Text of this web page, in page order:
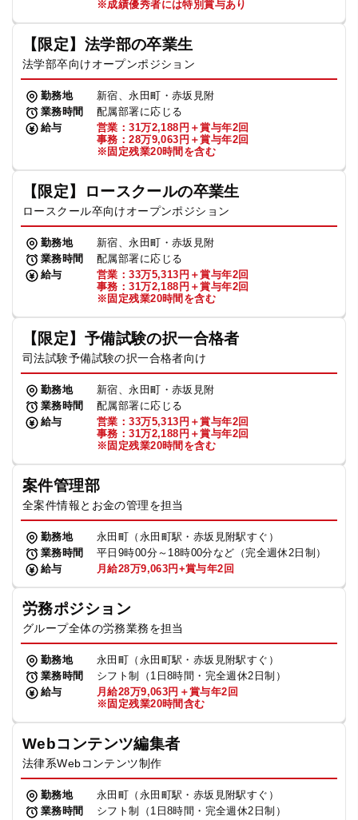
※成績優秀者には特別賞与あり
【限定】法学部の卒業生
法学部卒向けオープンポジション
勤務地
新宿、永田町・赤坂見附
業務時間
配属部署に応じる
給与
営業：31万2,188円＋賞与年2回
事務：28万9,063円＋賞与年2回
※固定残業20時間を含む
【限定】ロースクールの卒業生
ロースクール卒向けオープンポジション
勤務地
新宿、永田町・赤坂見附
業務時間
配属部署に応じる
給与
営業：33万5,313円＋賞与年2回
事務：31万2,188円＋賞与年2回
※固定残業20時間を含む
【限定】予備試験の択一合格者
司法試験予備試験の択一合格者向け
勤務地
新宿、永田町・赤坂見附
業務時間
配属部署に応じる
給与
営業：33万5,313円＋賞与年2回
事務：31万2,188円＋賞与年2回
※固定残業20時間を含む
案件管理部
全案件情報とお金の管理を担当
勤務地
永田町（永田町駅・赤坂見附駅すぐ）
業務時間
平日9時00分～18時00分など（完全週休2日制）
給与
月給28万9,063円+賞与年2回
労務ポジション
グループ全体の労務業務を担当
勤務地
永田町（永田町駅・赤坂見附駅すぐ）
業務時間
シフト制（1日8時間・完全週休2日制）
給与
月給28万9,063円＋賞与年2回
※固定残業20時間含む
Webコンテンツ編集者
法律系Webコンテンツ制作
勤務地
永田町（永田町駅・赤坂見附駅すぐ）
業務時間
シフト制（1日8時間・完全週休2日制）